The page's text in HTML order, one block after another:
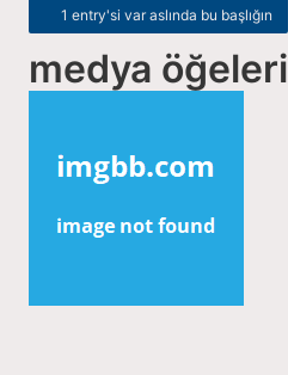
1 entry'si var aslında bu başlığın
medya öğeleri